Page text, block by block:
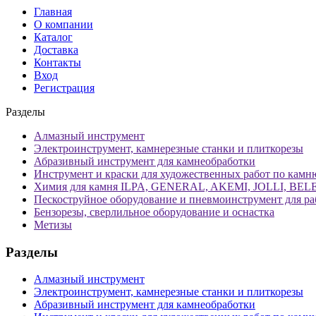
Главная
О компании
Каталог
Доставка
Контакты
Вход
Регистрация
Разделы
Алмазный инструмент
Электроинструмент, камнерезные станки и плиткорезы
Абразивный инструмент для камнеобработки
Инструмент и краски для художественных работ по
Химия для камня ILPA, GENERAL, AKEMI, JOLLI,
Пескоструйное оборудование и пневмоинструмент для
Бензорезы, сверлильное оборудование и оснастка
Метизы
Разделы
Алмазный инструмент
Электроинструмент, камнерезные станки и плиткорезы
Абразивный инструмент для камнеобработки